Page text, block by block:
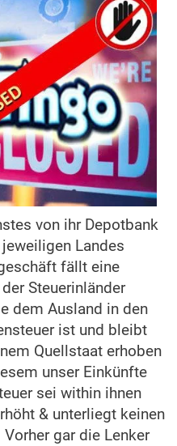
von ihr Depotbank
Landes
fällt eine
Steuerinländer
dem Ausland in den
ist und bleibt
Quellstaat erhoben
unser Einkünfte
sei within ihnen
& unterliegt keinen
gar die Lenker